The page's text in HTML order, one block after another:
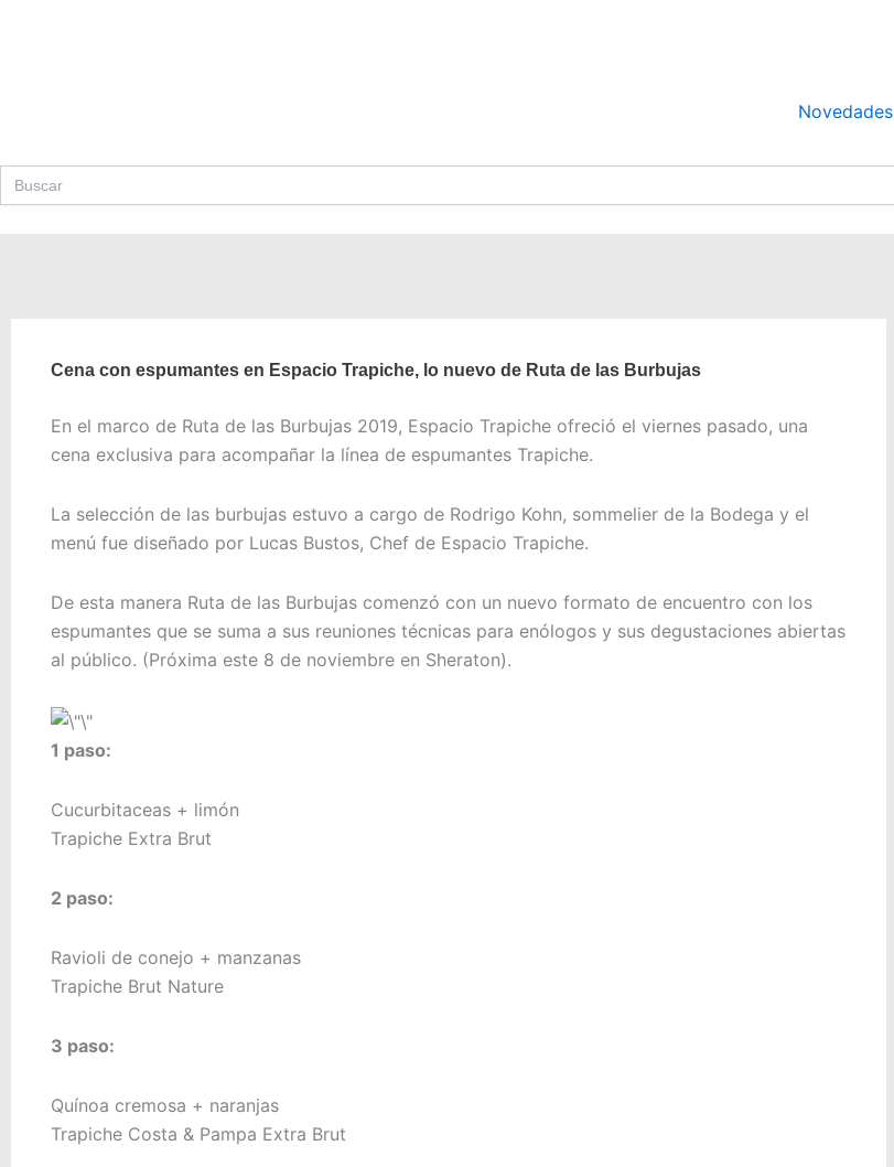
Novedades
Search
for:
Cena con espumantes en Espacio Trapiche, lo nuevo de Ruta de las Burbujas
En el marco de Ruta de las Burbujas 2019, Espacio Trapiche ofreció el viernes pasado, una
cena exclusiva para acompañar la línea de espumantes Trapiche.
La selección de las burbujas estuvo a cargo de Rodrigo Kohn, sommelier de la Bodega y el
menú fue diseñado por Lucas Bustos, Chef de Espacio Trapiche.
De esta manera Ruta de las Burbujas comenzó con un nuevo formato de encuentro con los
espumantes que se suma a sus reuniones técnicas para enólogos y sus degustaciones abiertas
al público. (Próxima este 8 de noviembre en Sheraton).
1 paso:
Cucurbitaceas + limón
Trapiche Extra Brut
2 paso:
Ravioli de conejo + manzanas
Trapiche Brut Nature
3 paso:
Quínoa cremosa + naranjas
Trapiche Costa & Pampa Extra Brut